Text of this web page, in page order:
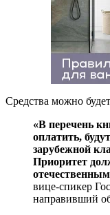
Средства можно
«В перечень
оплатить,
зарубежной
Приоритет
вице-спикер
направивший